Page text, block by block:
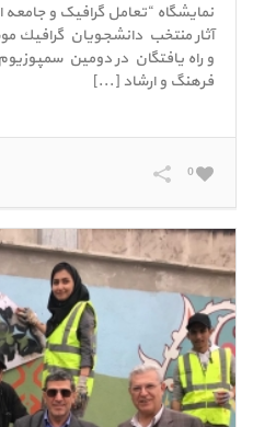
نمايشگاه “تعامل گرافیک و
آثار منتخب دانشجويان
و راه يافتگان در دومين
فرهنگ و ارشاد [...]
0